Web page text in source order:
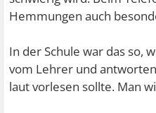
Hemmungen auch
In der Schule war das so,
vom Lehrer und
laut vorlesen sollte. Man